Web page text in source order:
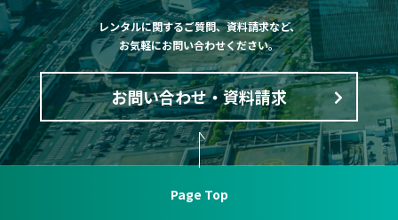
レンタルに関するご質問、資料請求など、
お気軽にお問い合わせください。
お問い合わせ・資料請求
Page Top